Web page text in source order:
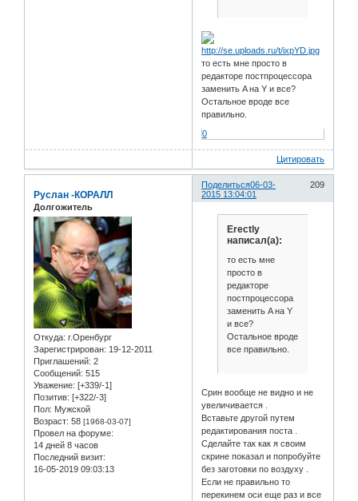
то есть мне просто в
редакторе постпроцессора
заменить A на Y и все?
Остальное вроде все
правильно.
0
Цитировать
Поделиться 209
06-03-
2015 13:04:01
Руслан -КОРАЛЛ
Долгожитель
Откуда: г.Оренбург
Зарегистрирован: 19-12-2011
Приглашений: 2
Сообщений: 515
Уважение: [+339/-1]
Позитив: [+322/-3]
Пол: Мужской
Возраст: 58 [1968-03-07]
Провел на форуме:
14 дней 8 часов
Последний визит:
16-05-2019 09:03:13
Erectly
написал(а):
то есть мне
просто в
редакторе
постпроцессора
заменить A на Y
и все?
Остальное вроде
все правильно.
Срин вообще не видно и не
увеличивается .
Вставьте другой путем
редактирования поста .
Сделайте так как я своим
скрине показал и попробуйте
без заготовки по воздуху .
Если не правильно то
перекинем оси еще раз и все